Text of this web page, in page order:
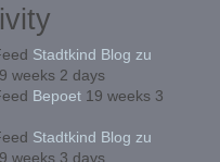
Stadtkind Blog zu
weeks 2 days
Bepoet19 weeks 3
Stadtkind Blog zu
weeks 3 days